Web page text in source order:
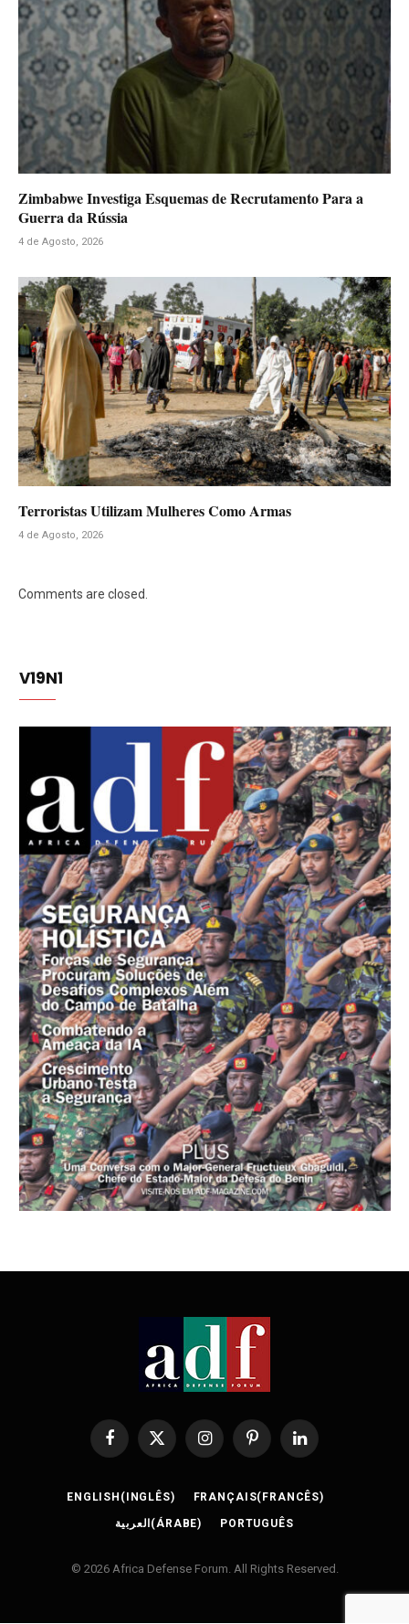
Zimbabwe Investiga Esquemas de Recrutamento Para a
Guerra da Rússia
4 de Agosto, 2026
Terroristas Utilizam Mulheres Como Armas
4 de Agosto, 2026
Comments are closed.
V19N1
Facebook
X
InstagramPinterestLinkedIn
ENGLISH ( INGLÊS) FRANÇAIS( FRANCÊS)
العربية (ÁRABE) PORTUGUÊS
© 2026 Africa Defense Forum. All Rights Reserved.